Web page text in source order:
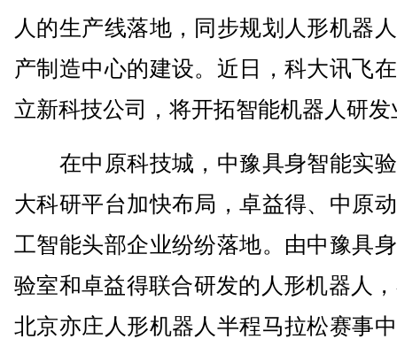
人的生产线落地，同步规划人形机器
产制造中心的建设。近日，科大讯飞
立新科技公司，将开拓智能机器人研发
在中原科技城，中豫具身智能实
大科研平台加快布局，卓益得、中原
工智能头部企业纷纷落地。由中豫具
验室和卓益得联合研发的人形机器人
北京亦庄人形机器人半程马拉松赛事